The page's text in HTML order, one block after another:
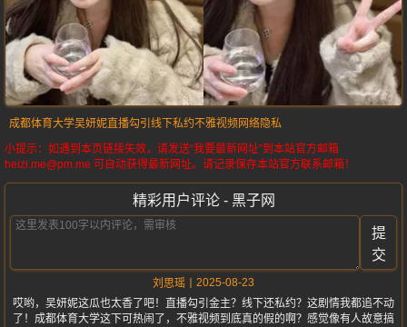
成都体育大学吴妍妮直播勾引 线下私约不雅视频 网络隐私
小提示：如遇到本页链接失效，请发送“我要最新网址”到本站官方邮箱
heizi.me@pm.me 可自动获得最新网址。请记录保存本站官方联系邮箱！
精彩用户评论 - 黑子网
提
交
刘思瑶
2025-08-23
哎哟，吴妍妮这瓜也太香了吧！直播勾引金主？线下还私约？这剧情我都追不动
了！成都体育大学这下可热闹了，不雅视频到底真的假的啊？感觉像有人故意搞